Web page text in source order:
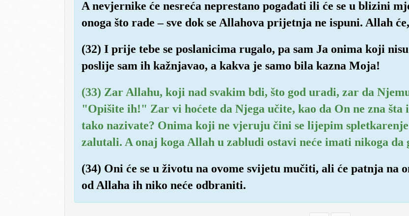
A nevjernike će nesreća neprestano pogađati ili će se u blizini
onoga što rade – sve dok se Allahova prijetnja ne ispuni. Allah
(32) I prije tebe se poslanicima rugalo, pa sam Ja onima koji
poslije sam ih kažnjavao, a kakva je samo bila kazna Moja!
(33) Zar Allahu, koji nad svakim bdi, što god uradi, zar da
"Opišite ih!" Zar vi hoćete da Njega učite, kao da On ne zna
tako nazivate? Onima koji ne vjeruju čini se lijepim
zalutali. A onaj koga Allah u zabludi ostavi neće imati nikoga
(34) Oni će se u životu na ovome svijetu mučiti, ali će patnja na
od Allaha ih niko neće odbraniti.